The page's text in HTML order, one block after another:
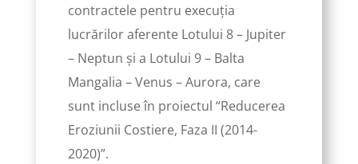
contractele pentru execuția
lucrărilor aferente Lotului 8 – Jupiter
– Neptun și a Lotului 9 – Balta
Mangalia – Venus – Aurora, care
sunt incluse în proiectul “Reducerea
Eroziunii Costiere, Faza II (2014-
2020)”.